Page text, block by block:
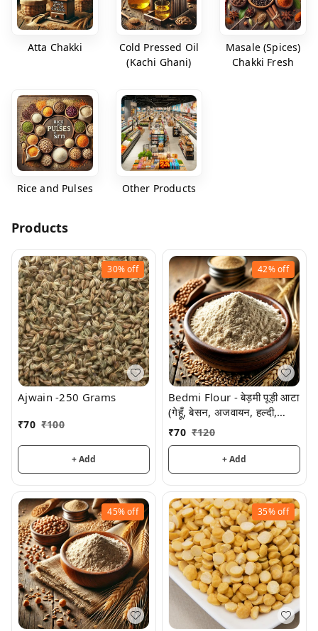
Atta Chakki
Cold Pressed Oil
(Kachi Ghani)
Masale (Spices)
Chakki Fresh
Rice and Pulses Other Products
Products
30%off
Ajwain -250 Grams
₹70 ₹100
+ Add
42%off
Bedmi Flour - बेड़मी पूड़ी आटा
(गेहूँ, बेसन, अजवायन, हल्दी,
सूजी, कसूरी मैथी, जीरा)
₹70 ₹120
+ Add
45%off 35%off